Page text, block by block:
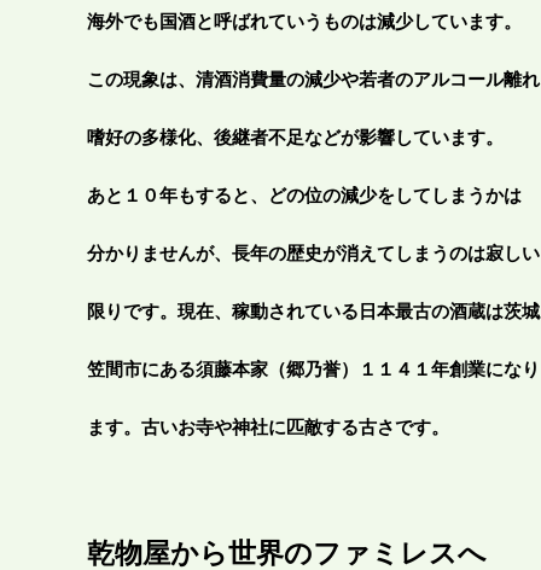
海外でも国酒と呼ばれていうものは減少しています。
この現象は、清酒消費量の減少や若者のアルコール離
嗜好の多様化、後継者不足などが影響しています。
あと１０年もすると、どの位の減少をしてしまうかは
分かりませんが、長年の歴史が消えてしまうのは寂しい
限りです。現在、稼動されている日本最古の酒蔵は茨
笠間市にある須藤本家（郷乃誉）１１４１年創業になり
ます。古いお寺や神社に匹敵する古さです。
乾物屋から世界のファミレスへ